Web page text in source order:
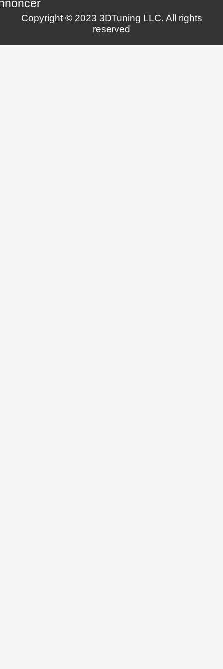
Copyright © 2023 3DTuning LLC. All rights
reserved